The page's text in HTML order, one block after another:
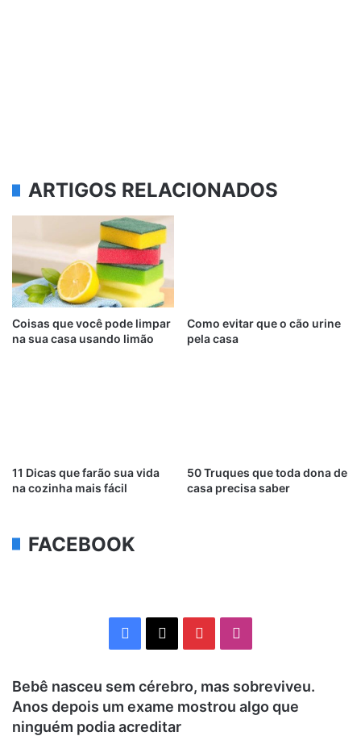
ARTIGOS RELACIONADOS
Coisas que você pode limpar
na sua casa usando limão
Como evitar que o cão urine
pela casa
11 Dicas que farão sua vida
na cozinha mais fácil
50 Truques que toda dona de
casa precisa saber
FACEBOOK
Facebook
X Pinterest
Bebê nasceu sem cérebro, mas sobreviveu.
Anos depois um exame mostrou algo que
ninguém podia acreditar